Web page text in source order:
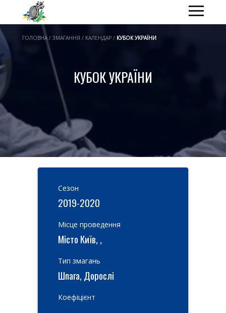
ГОЛОВНА / ЗМАГАННЯ / КАЛЕНДАР / КУБОК УКРАЇНИ
КУБОК УКРАЇНИ
Cезон
2019-2020
Місце проведення
Місто Київ, ,
Тип змагань
Шпага, Дорослі
Коефіцієнт